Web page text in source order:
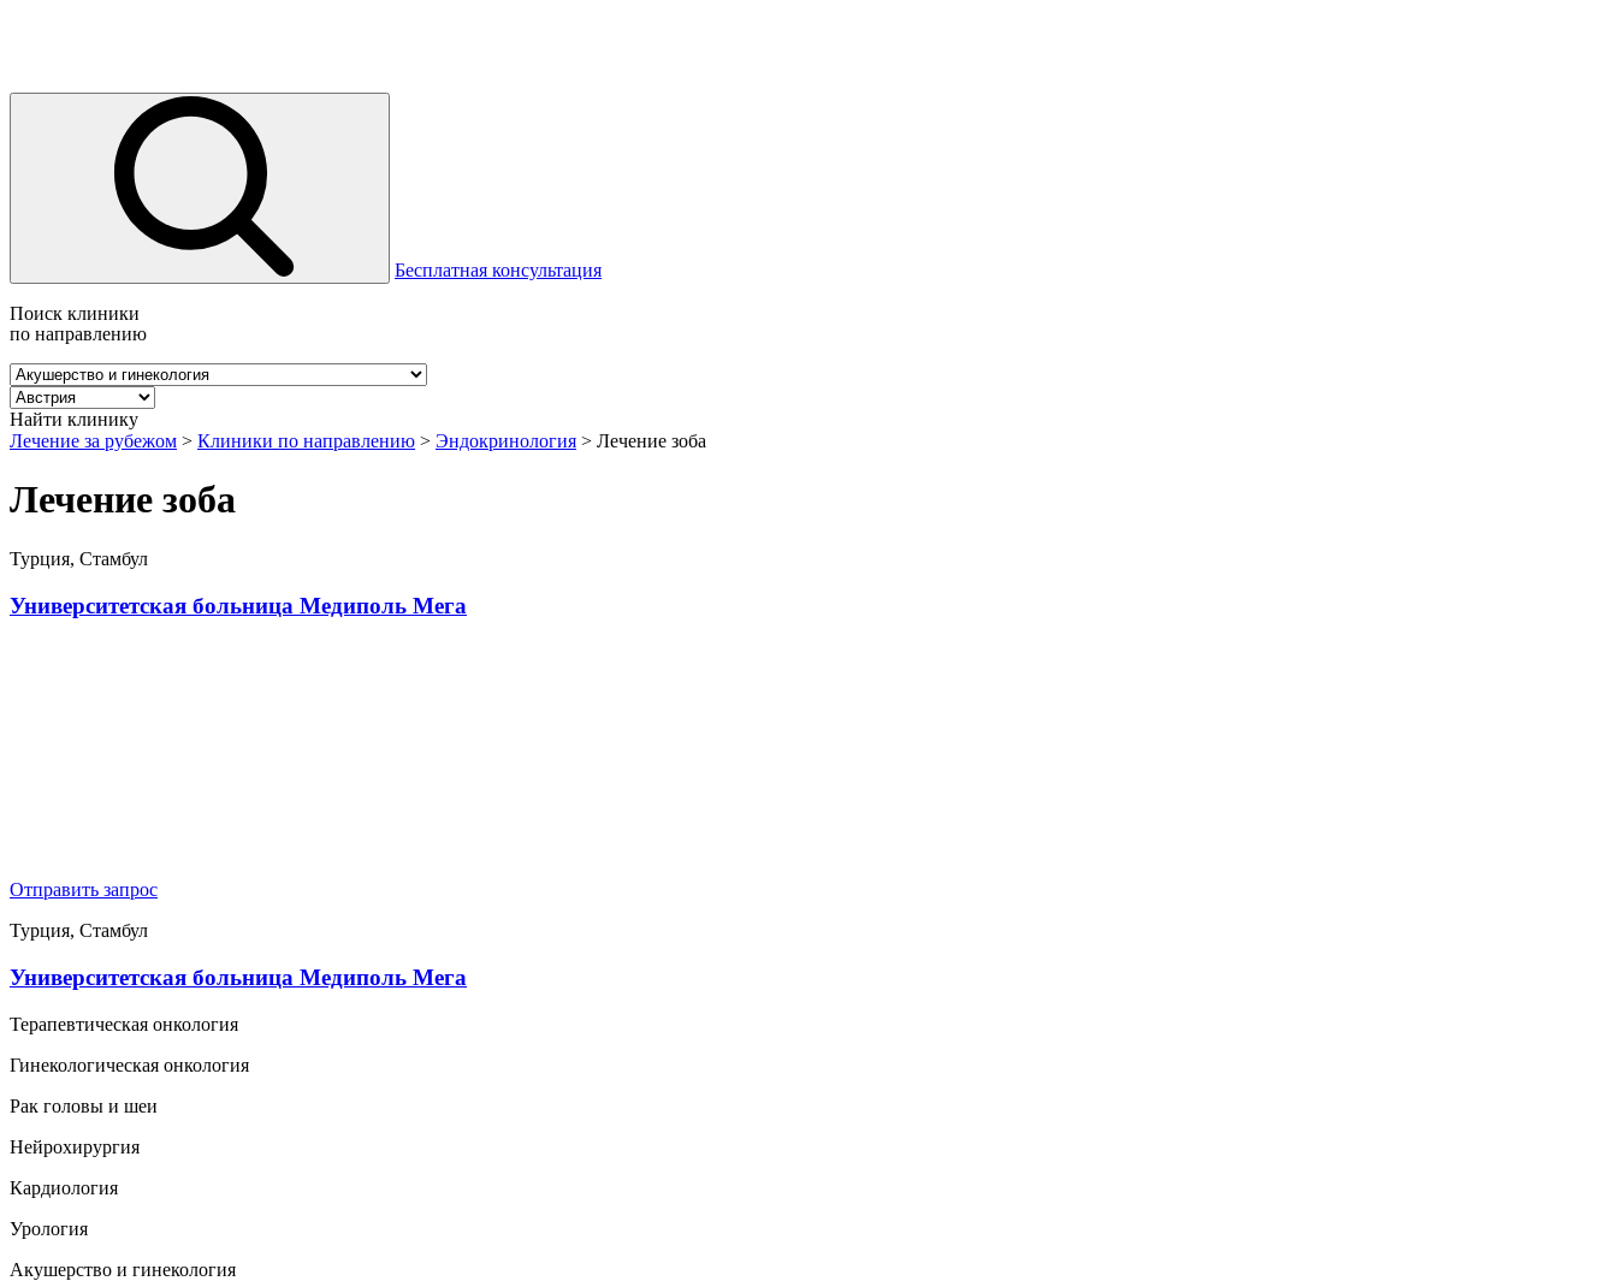
Бесплатная консультация
Поиск клиники
по направлению
Найти клинику
Лечение за рубежом > Клиники по направлению > Эндокринология > Лечение зоба
Лечение зоба
Турция, Стамбул
Университетская больница Медиполь Мега
Отправить запрос
Турция, Стамбул
Университетская больница Медиполь Мега
Терапевтическая онкология
Гинекологическая онкология
Рак головы и шеи
Нейрохирургия
Кардиология
Урология
Акушерство и гинекология